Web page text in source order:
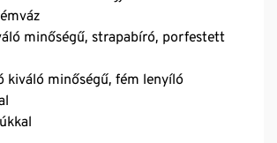
minőségű, strapabíró, porfestett
kiváló minőségű, fém lenyíló